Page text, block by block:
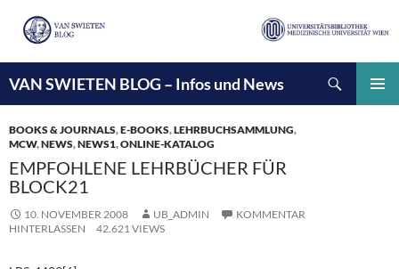
VAN SWIETEN BLOG – Infos und News
INHALT
SPRINGEN
BOOKS & JOURNALS,E-BOOKS,LEHRBUCHSAMMLUNG,
MCW,NEWS,NEWS1,ONLINE-KATALOG
EMPFOHLENE LEHRBÜCHER FÜR
BLOCK21
10. NOVEMBER 2008 UB_ADMIN
KOMMENTAR
HINTERLASSEN
42.621 VIEWS